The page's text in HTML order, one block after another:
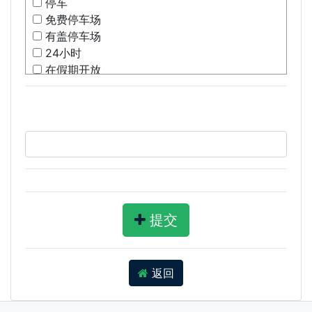
免费停车场
有盖停车场
24小时
在假期开放
信用卡
提交
返回